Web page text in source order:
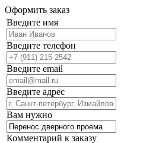
Оформить заказ
Введите имя
Введите телефон
Введите email
Введите адрес
Вам нужно
Комментарий к заказу